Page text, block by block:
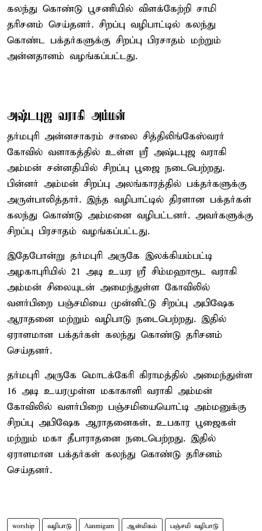
கலந்து கொண்டு பூசணியில் விளக்கேற்றி சாமி
தரிசனம் செய்தனர். சிறப்பு வழிபாட்டில் கலந்து
கொண்ட பக்தர்களுக்கு சிறப்பு பிரசாதம் மற்றும்
அன்னதானம் வழங்கப்பட்டது.
அஷ்டபுஜ வராகி அம்மன்
தர்மபுரி அன்னசாகரம் சாலை சித்திலிங்கேஸ்வரர்
கோவில் வளாகத்தில் உள்ள ஸ்ரீ அஷ்டபுஜ வராகி
அம்மன் சன்னதியில் சிறப்பு பூஜை நடைபெற்றது.
பின்னர் அம்மன் சிறப்பு அலங்காரத்தில் பக்தர்களுக்கு
அருள்பாலித்தார். இந்த வழிபாட்டில் திரளான பக்தர்கள்
கலந்து கொண்டு அம்மனை வழிபட்டனர். அவர்களுக்கு
சிறப்பு பிரசாதம் வழங்கப்பட்டது.
இதேபோன்று தர்மபுரி அருகே இலக்கியம்பட்டி
அழகாபுரியில் 21 அடி உயர ஸ்ரீ சிம்மஹாரூட வராகி
அம்மன் சிலையுடன் அமைந்துள்ள கோவிலில்
வளர்பிறை பஞ்சமியை முன்னிட்டு சிறப்பு அபிஷேக
ஆராதனை மற்றும் வழிபாடு நடைபெற்றது. இதில்
ஏராளமான பக்தர்கள் கலந்து கொண்டு தரிசனம்
செய்தனர்.
தர்மபுரி அருகே மொடக்கேரி கிராமத்தில் அமைந்துள்ள
16 அடி உயரமுள்ள மகாகாளி வராகி அம்மன்
கோவிலில் வளர்பிறை பஞ்சமியையொட்டி அம்மனுக்கு
சிறப்பு அபிஷேக ஆராதனைகள், உபகார பூஜைகள்
மற்றும் மகா தீபாராதனை நடைபெற்றது. இதில்
ஏராளமான பக்தர்கள் கலந்து கொண்டு தரிசனம்
செய்தனர்.
worship வழிபாடு Aanmigam ஆன்மிகம் பஞ்சமி வழிபாடு